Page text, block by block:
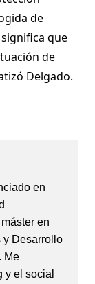
de
que
de
Delgado.
en
en
y Desarrollo
Me
y el social